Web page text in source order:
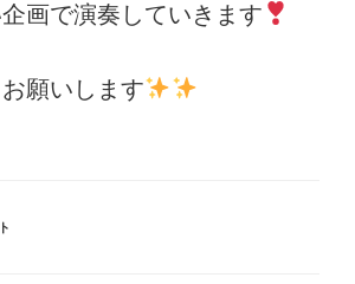
画で演奏していきます
願いします